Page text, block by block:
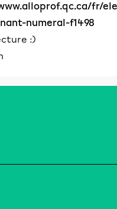
fr/
numeral-f1498
:)